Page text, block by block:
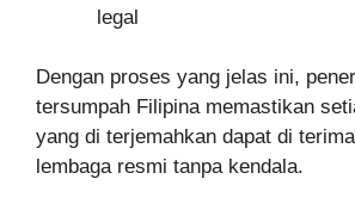
legal
Dengan proses yang jelas ini,
tersumpah Filipina memastikan
yang di terjemahkan dapat di
lembaga resmi tanpa kendala.